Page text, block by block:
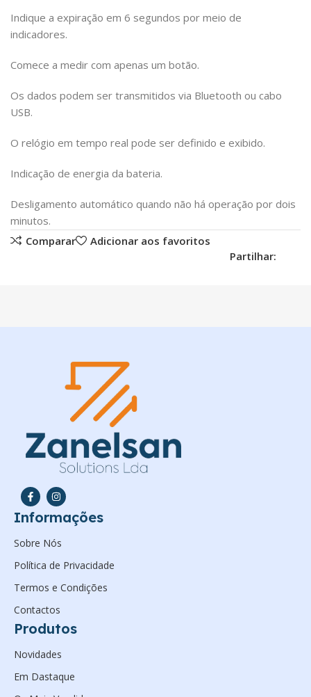
Indiquea expiração em 6 segundos por meio de
indicadores.
Comece a medir com apenas um botão.
Os dados podem ser transmitidos via Bluetooth ou cabo
USB.
O relógio em tempo real pode ser definido e exibido.
Indicação de energia da bateria.
Desligamento automático quando não há operação por dois
minutos.
Comparar
Adicionar aos favoritos
Partilhar:
Informações
Sobre Nós
Política de Privacidade
Termos e Condições
Contactos
Produtos
Novidades
Em Dastaque